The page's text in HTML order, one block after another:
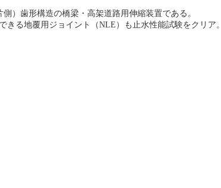
）歯形構造の橋梁・高架道路用伸縮装置である。
る地覆用ジョイント（NLE）も止水性能試験をクリア。